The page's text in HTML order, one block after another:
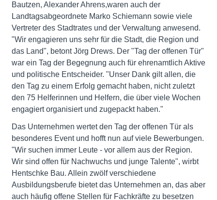
Bautzen, Alexander Ahrens,waren auch der
Landtagsabgeordnete Marko Schiemann sowie viele
Vertreter des Stadtrates und der Verwaltung anwesend.
"Wir engagieren uns sehr für die Stadt, die Region und
das Land", betont Jörg Drews. Der "Tag der offenen Tür"
war ein Tag der Begegnung auch für ehrenamtlich Aktive
und politische Entscheider. "Unser Dank gilt allen, die
den Tag zu einem Erfolg gemacht haben, nicht zuletzt
den 75 Helferinnen und Helfern, die über viele Wochen
engagiert organisiert und zugepackt haben."
Das Unternehmen wertet den Tag der offenen Tür als
besonderes Event und hofft nun auf viele Bewerbungen.
"Wir suchen immer Leute - vor allem aus der Region.
Wir sind offen für Nachwuchs und junge Talente", wirbt
Hentschke Bau. Allein zwölf verschiedene
Ausbildungsberufe bietet das Unternehmen an, das aber
auch häufig offene Stellen für Fachkräfte zu besetzen